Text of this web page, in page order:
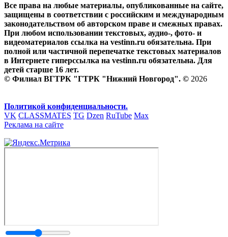
Все права на любые материалы, опубликованные на сайте,
защищены в соответствии с российским и международным
законодательством об авторском праве и смежных правах.
При любом использовании текстовых, аудио-, фото- и
видеоматериалов ссылка на vestinn.ru обязательна. При
полной или частичной перепечатке текстовых материалов
в Интернете гиперссылка на vestinn.ru обязательна. Для
детей старше 16 лет.
© Филиал ВГТРК "ГТРК "Нижний Новгород". © 2026
Политикой конфиденциальности.
VK CLASSMATES TG Dzen RuTube Max
Реклама на сайте